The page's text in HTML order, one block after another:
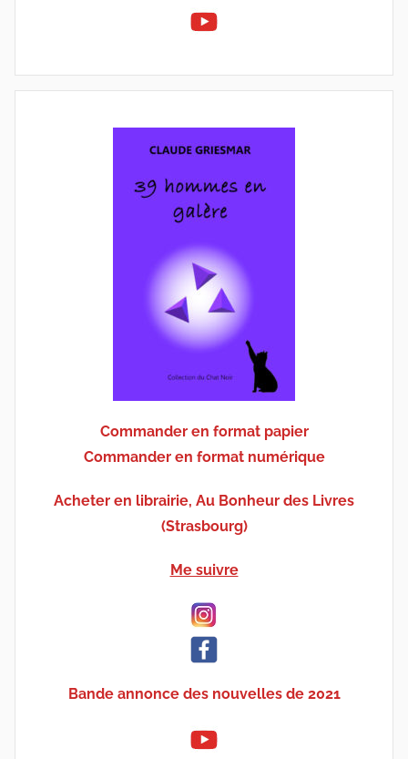
Commander en format papier
Commander en format numérique
Acheter en librairie, Au Bonheur des Livres
(Strasbourg)
Me suivre
Bande annonce des nouvelles de 2021